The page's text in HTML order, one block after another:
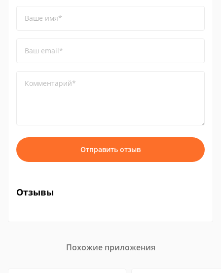
Ваше имя*
Ваш email*
Комментарий*
Отправить отзыв
Отзывы
Похожие приложения